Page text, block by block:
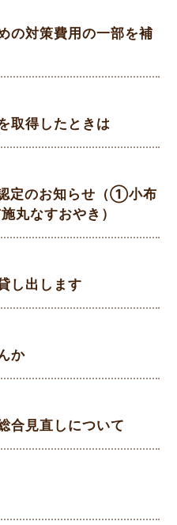
の対策費用の一部を補
取得したときは
定のお知らせ（①小布
なすおやき）
し出します
か
合見直しについて